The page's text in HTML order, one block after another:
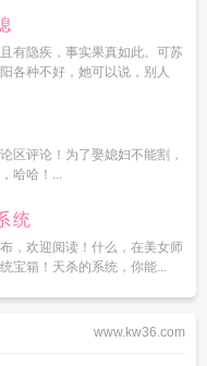
有隐疾，事实果真如此。可苏
各种不好，她可以说，别人
区评论！为了娶媳妇不能割，
哈哈！...
统
，欢迎阅读！什么，在美女师
宝箱！天杀的系统，你能...
www.kw36.com